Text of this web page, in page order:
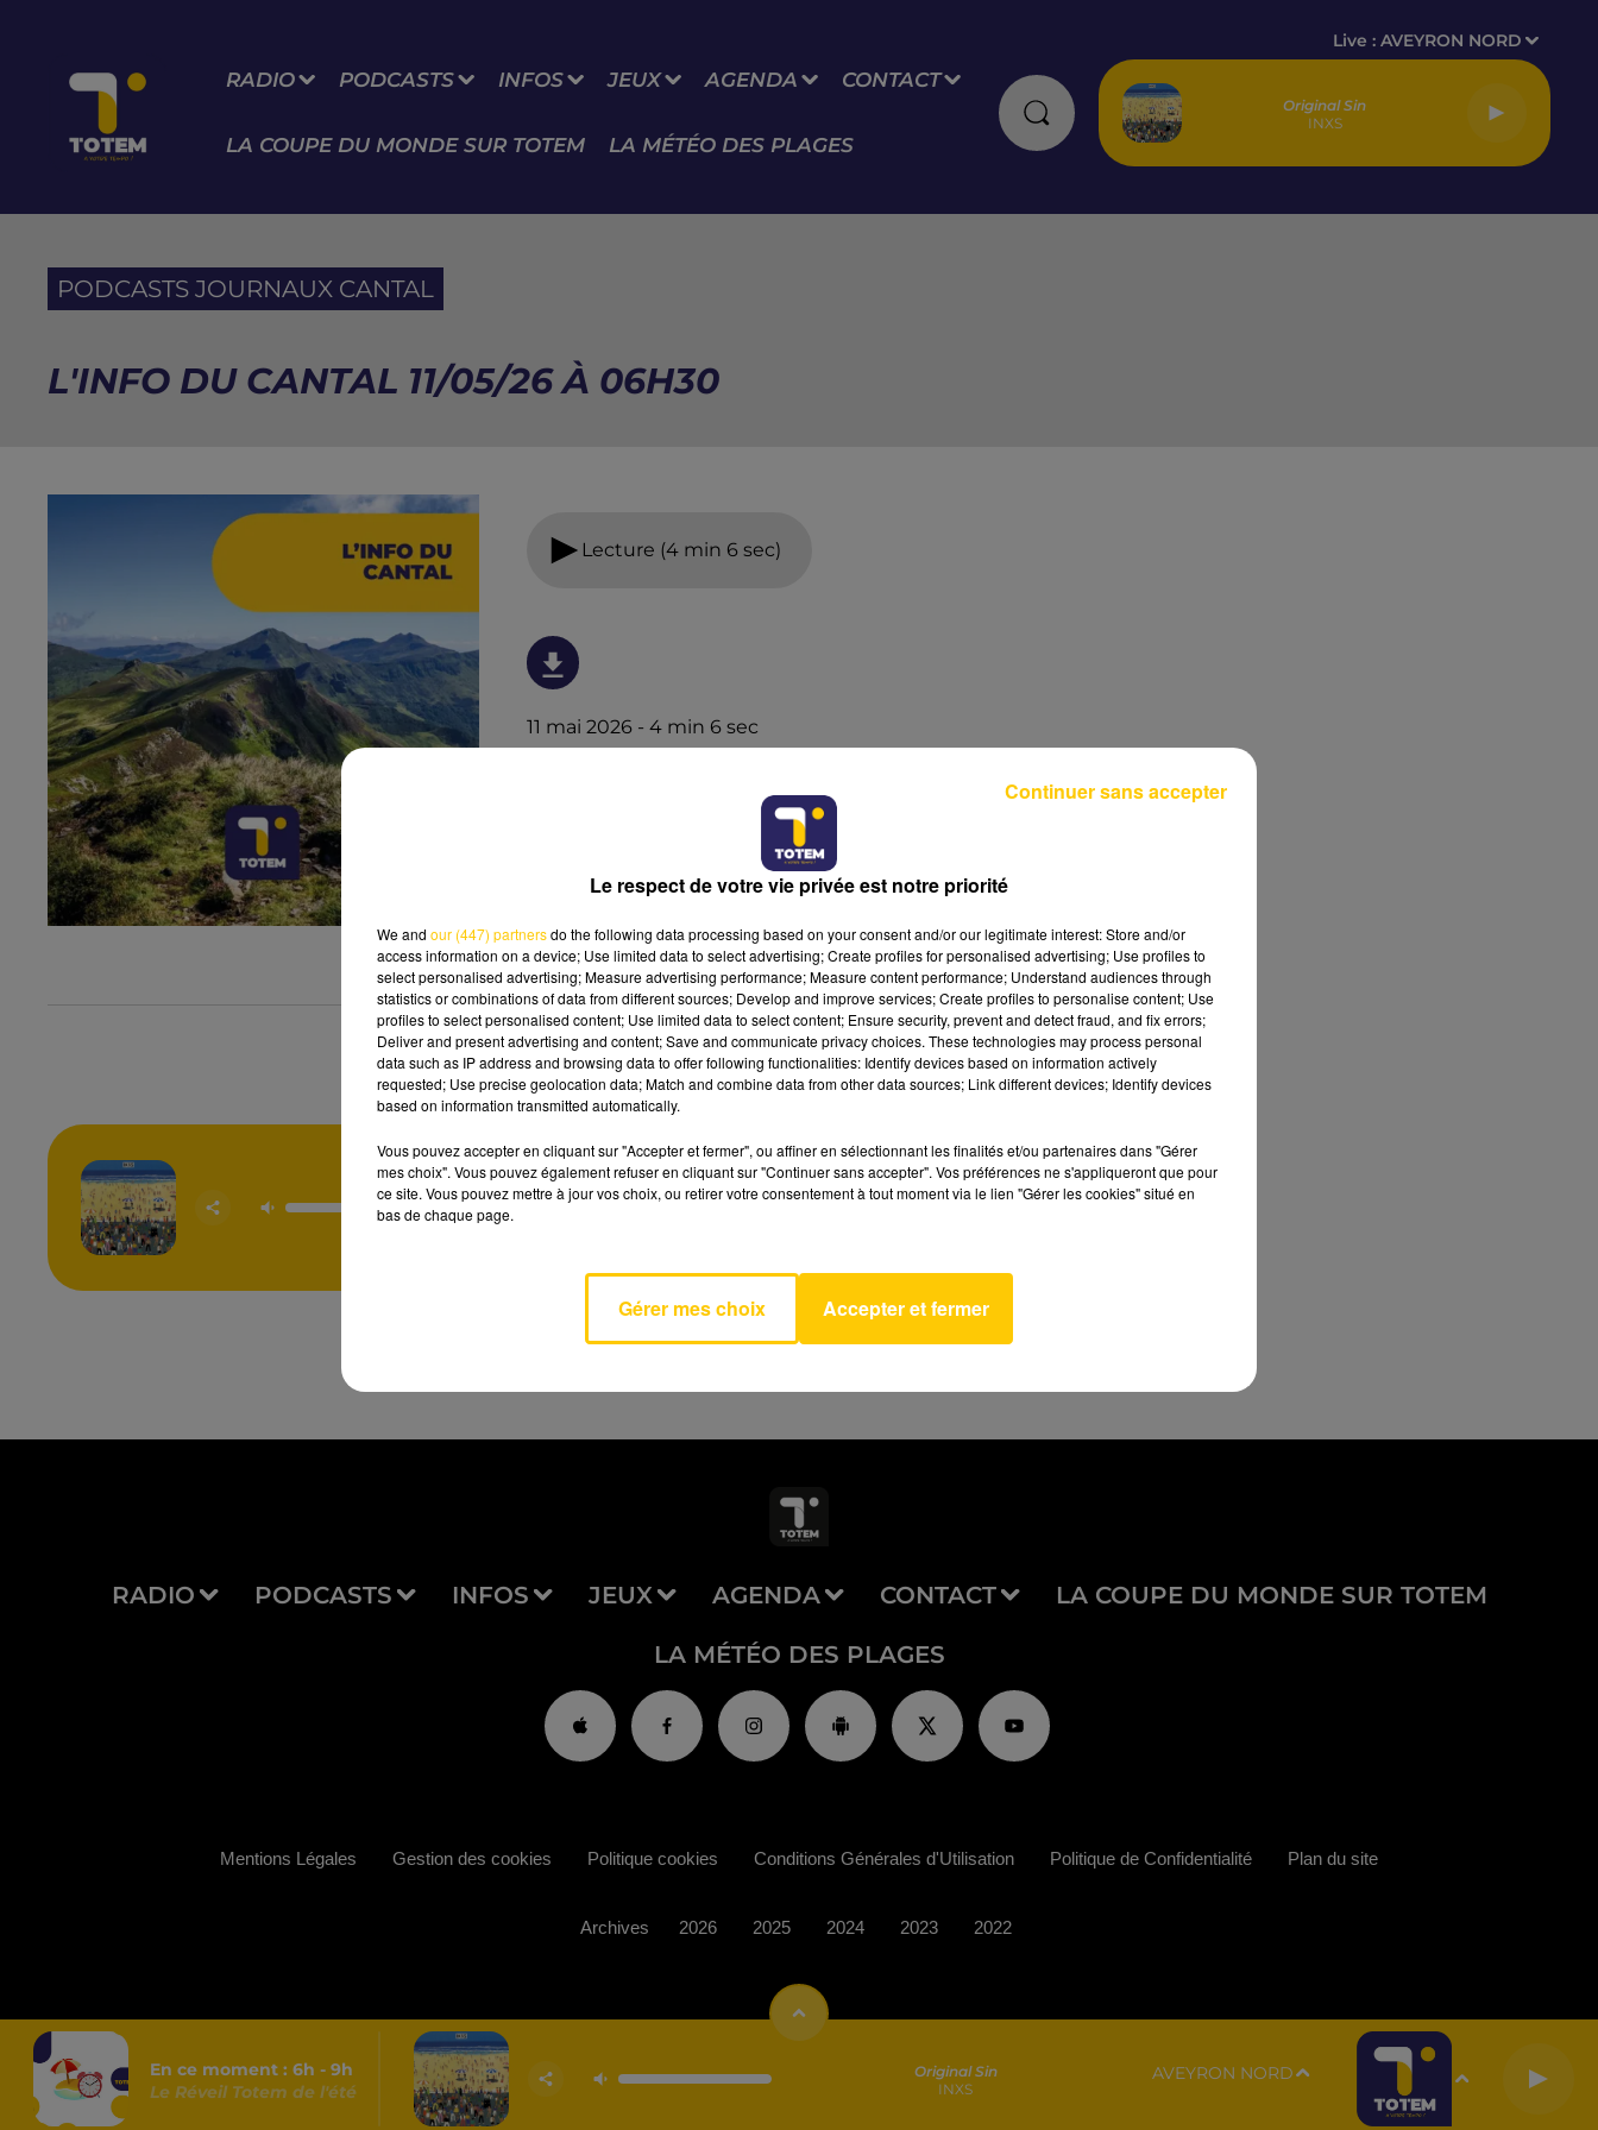
RADIO PODCASTS INFOS JEUX AGENDA CONTACT
LA COUPE DU MONDE SUR TOTEM LA MÉTÉO DES PLAGES
Live :AVEYRON NORD
Original Sin
INXS
PODCASTS JOURNAUX CANTAL
L'INFO DU CANTAL 11/05/26 À 06H30
Lecture (4 min 6 sec)
11 mai 2026 - 4 min 6 sec
Ecoutez sur Totem l'information dans le Cantal, le pays
de Brioude et Issoire avec les reportages de nos
journalistes sur le terrain .
Original Sin
INXS
AVEYRON NORD
RADIO PODCASTS INFOS JEUX AGENDA CONTACT LA COUPE DU MONDE SUR TOTEM
LA MÉTÉO DES PLAGES
En ce moment : 6h - 9h
Le Réveil Totem de l'été
Original Sin
INXS
AVEYRON NORD
Mentions Légales Gestion des cookies Politique cookies Conditions Générales d'Utilisation Politique de Confidentialité Plan du site
Archives 2026 2025 2024 2023 2022
Le respect de votre vie privée est notre priorité
We and our (447) partnersdo the following data processing based on your consent and/or our legitimate interest: Store and/or
access information on a device; Use limited data to select advertising; Create profiles for personalised advertising; Use profiles to
select personalised advertising; Measure advertising performance; Measure content performance; Understand audiences through
statistics or combinations of data from different sources; Develop and improve services; Create profiles to personalise content; Use
profiles to select personalised content; Use limited data to select content; Ensure security, prevent and detect fraud, and fix errors;
Deliver and present advertising and content; Save and communicate privacy choices. These technologies may process personal
data such as IP address and browsing data to offer following functionalities: Identify devices based on information actively
requested; Use precise geolocation data; Match and combine data from other data sources; Link different devices; Identify devices
based on information transmitted automatically.
Vous pouvez accepter en cliquant sur "Accepter et fermer", ou affiner en sélectionnant les finalités et/ou partenaires dans "Gérer
mes choix". Vous pouvez également refuser en cliquant sur "Continuer sans accepter". Vos préférences ne s'appliqueront que pour
ce site. Vous pouvez mettre à jour vos choix, ou retirer votre consentement à tout moment via le lien "Gérer les cookies" situé en
bas de chaque page.
Gérer mes choix Accepter et fermer
Continuer sans accepter